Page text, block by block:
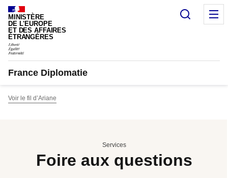
Panneau de gestion des cookies
MINISTÈRE
DE L'EUROPE
ET DES AFFAIRES
ÉTRANGÈRES
France Diplomatie
Voir le fil d’Ariane
Services
Foire aux questions